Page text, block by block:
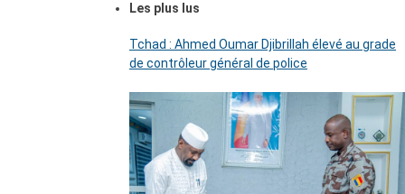
Les plus lus
Tchad : Ahmed Oumar Djibrillah élevé au grade
de contrôleur général de police